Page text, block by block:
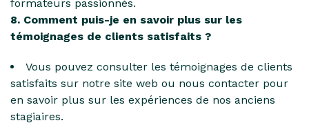
formateurs passionnés.
8. Comment puis-je en savoir plus sur les
témoignages de clients satisfaits ?
Vous pouvez consulter les témoignages de clients
satisfaits sur notre site web ou nous contacter pour
en savoir plus sur les expériences de nos anciens
stagiaires.